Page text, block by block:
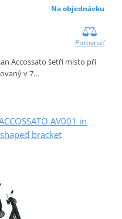
Na objednávku
Porovnať
Accossato šetří místo při
v 7…
AV001 in
bracket